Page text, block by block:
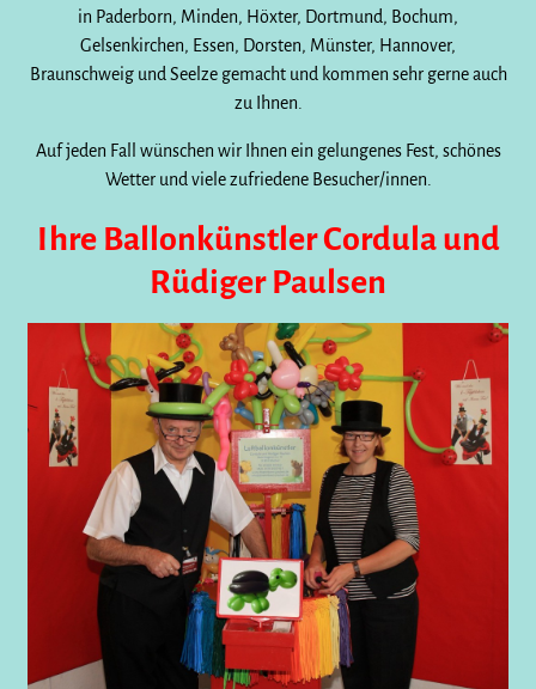
in Paderborn, Minden, Höxter, Dortmund, Bochum,
Gelsenkirchen, Essen, Dorsten, Münster, Hannover,
Braunschweig und Seelze gemacht und kommen sehr gerne auch
zu Ihnen.
Auf jeden Fall wünschen wir Ihnen ein gelungenes Fest, schönes
Wetter und viele zufriedene Besucher/innen.
Ihre Ballonkünstler Cordula und
Rüdiger Paulsen